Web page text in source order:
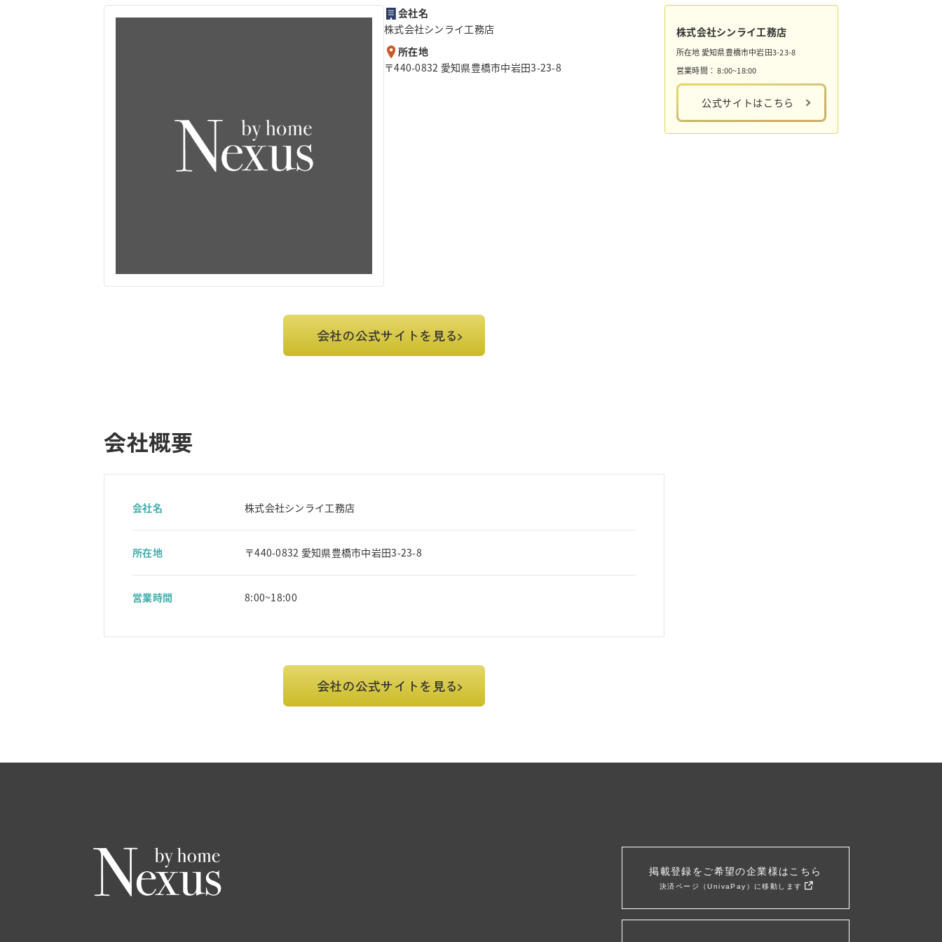
会社名
株式会社シンライ工務店
所在地
〒440-0832 愛知県豊橋市中岩田3-23-8
会社の公式サイトを見る
会社概要
会社名 株式会社シンライ工務店
所在地 〒440-0832 愛知県豊橋市中岩田3-23-8
営業時間 8:00~18:00
会社の公式サイトを見る
株式会社シンライ工務店
所在地愛知県豊橋市中岩田3-23-8
営業時間： 8:00~18:00
公式サイトはこちら
掲載登録をご希望の企業様はこちら
決済ページ（UnivaPay）に移動します